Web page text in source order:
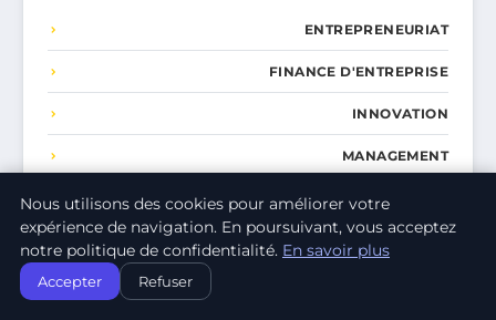
ENTREPRENEURIAT
FINANCE D'ENTREPRISE
INNOVATION
MANAGEMENT
MARKETING DIGITAL
PRODUCTIVITÉ
Nous utilisons des cookies pour améliorer votre
expérience de navigation. En poursuivant, vous acceptez
notre politique de confidentialité. En savoir plus
Accepter Refuser